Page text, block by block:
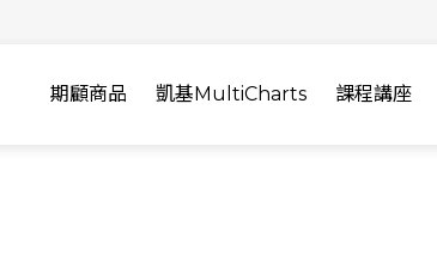
期顧商品 凱基MultiCharts 課程講座